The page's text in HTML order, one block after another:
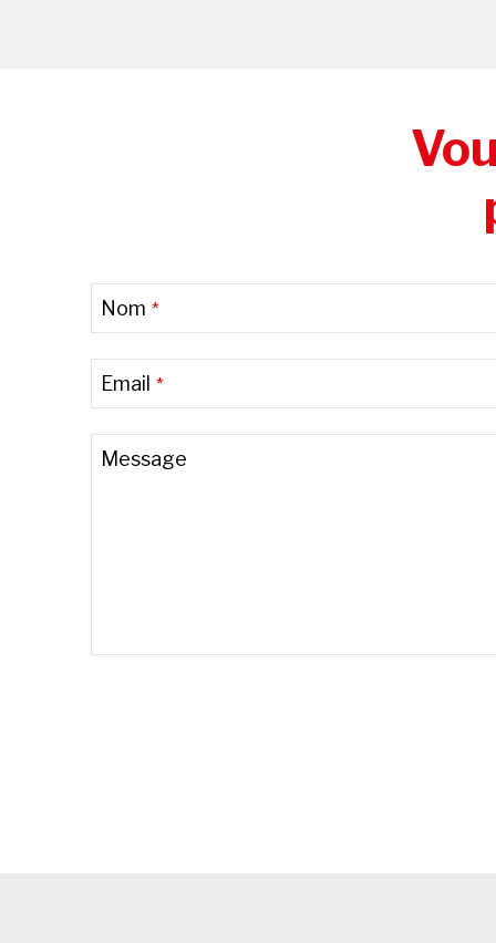
Nom *
Email *
Contact
Email *
Message